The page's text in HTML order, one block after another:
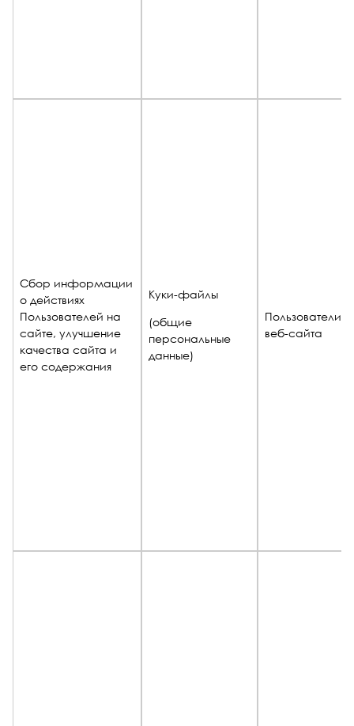
Сбор информации
о действиях
Пользователей на
сайте, улучшение
качества сайта и
его содержания
Куки-файлы
(общие
персональные
данные)
Пользователи
веб-сайта